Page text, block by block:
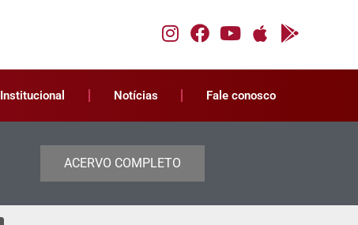
Institucional Notícias Fale conosco
ACERVO COMPLETO